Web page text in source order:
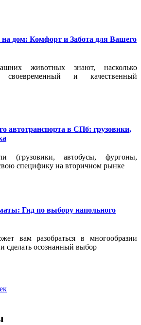
на дом: Комфорт и Забота для Вашего
животных знают, насколько
и качественный
автотранспорта в СПб: грузовики,
(грузовики, автобусы, фургоны,
специфику на вторичном рынке
Гид по выбору напольного
вам разобраться в многообразии
сделать осознанный выбор